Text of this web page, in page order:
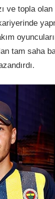
ve topla
tam saha